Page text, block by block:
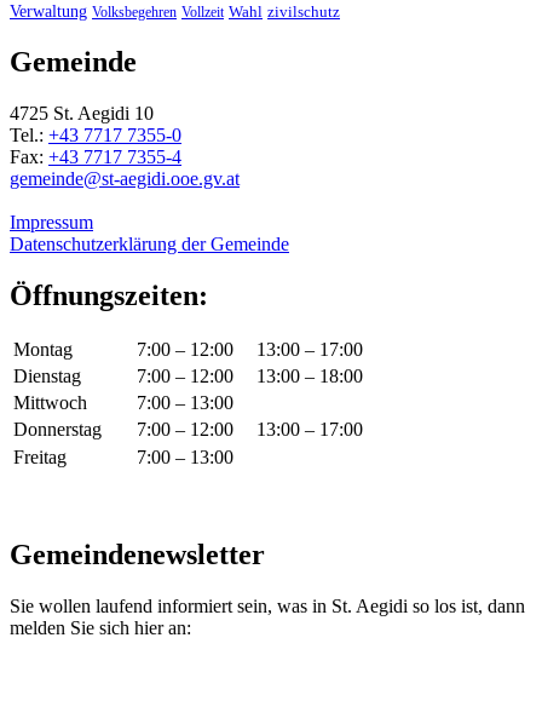
Verwaltung Volksbegehren Vollzeit Wahl zivilschutz
Gemeinde
4725 St. Aegidi 10
Tel.: +43 7717 7355-0
Fax: +43 7717 7355-4
gemeinde@st-aegidi.ooe.gv.at
Impressum
Datenschutzerklärung der Gemeinde
Öffnungszeiten:
Montag 7:00 – 12:00
13:00 – 17:00
Dienstag
7:00 – 12:00
13:00 – 18:00
Mittwoch
7:00 – 13:00
Donnerstag
7:00 – 12:00
13:00 – 17:00
Freitag
7:00 – 13:00
Gemeindenewsletter
Sie wollen laufend informiert sein, was in St. Aegidi so los ist, dann
melden Sie sich hier an: